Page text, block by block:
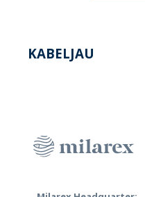
KABELJAU